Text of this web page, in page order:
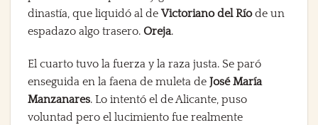
dinastía, que liquidó al deVictoriano del Ríode un
espadazo algo trasero. Oreja.
El cuarto tuvo la fuerza y la raza justa. Se paró
enseguida en la faena de muleta de José María
Manzanares. Lo intentó el de Alicante, puso
voluntad pero el lucimiento fue realmente